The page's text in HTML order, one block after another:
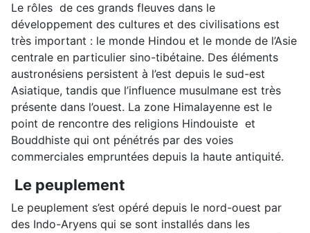
Le rôles de ces grands fleuves dans le
développement des cultures et des civilisations est
très important : le monde Hindou et le monde de l’Asie
centrale en particulier sino-tibétaine. Des éléments
austronésiens persistent à l’est depuis le sud-est
Asiatique, tandis que l’influence musulmane est très
présente dans l’ouest. La zone Himalayenne est le
point de rencontre des religions Hindouiste et
Bouddhiste qui ont pénétrés par des voies
commerciales empruntées depuis la haute antiquité.
Le peuplement
Le peuplement s’est opéré depuis le nord-ouest par
des Indo-Aryens qui se sont installés dans les